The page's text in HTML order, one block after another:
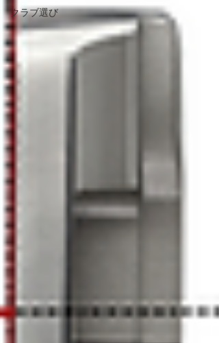
クラブ選び